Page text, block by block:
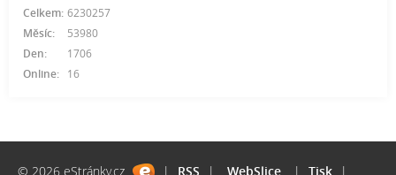
Online: 16
Celkem: 6230257
Měsíc:
53980
Den:
1706
© 2026 eStránky.cz | RSS | WebSlice | Tisk |